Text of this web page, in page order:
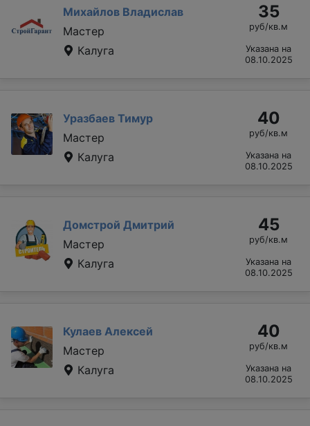
Михайлов Владислав
Мастер
Калуга
35
руб/кв.м
Указана на
08.10.2025
Уразбаев Тимур
Мастер
Калуга
40
руб/кв.м
Указана на
08.10.2025
Домстрой Дмитрий
Мастер
Калуга
45
руб/кв.м
Указана на
08.10.2025
Кулаев Алексей
Мастер
Калуга
40
руб/кв.м
Указана на
08.10.2025